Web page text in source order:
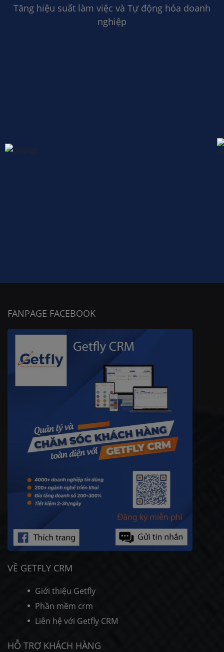
Tăng hiệu suất làm việc và Tự động hóa doanh
nghiệp
FANPAGE FACEBOOK
VỀ GETFLY CRM
Giới thiệu Getfly
Phần mềm crm
Liên hệ với Getfly CRM
HỖ TRỢ KHÁCH HÀNG